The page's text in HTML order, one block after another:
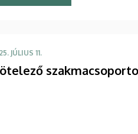
JÚLIUS 11.